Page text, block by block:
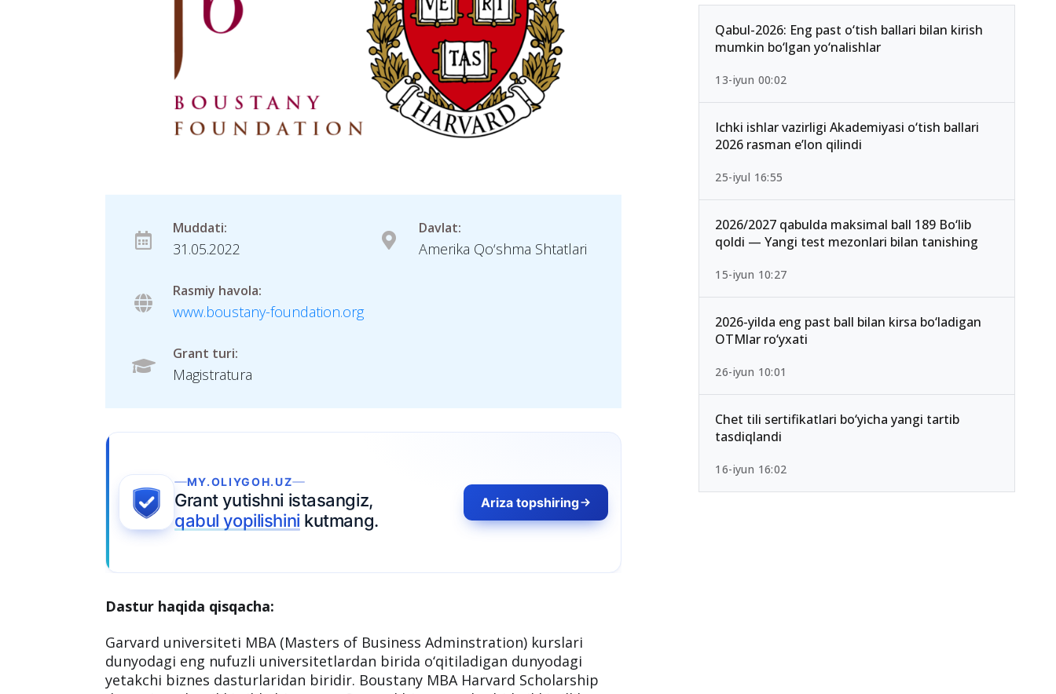
Muddati:
31.05.2022
Davlat:
Amerika Qo‘shma Shtatlari
Rasmiy havola:
www.boustany-foundation.org
Grant turi:
Magistratura
MY.OLIYGOH.UZ
Grant yutishni istasangiz,
qabul yopilishinikutmang.
Ariza topshiring
Qabul-2026: Eng past o‘tish ballari bilan kirish
mumkin bo‘lgan yo‘nalishlar
13-iyun 00:02
Ichki ishlar vazirligi Akademiyasi o‘tish ballari
2026 rasman e’lon qilindi
25-iyul 16:55
2026/2027 qabulda maksimal ball 189 Bo‘lib
qoldi — Yangi test mezonlari bilan tanishing
15-iyun 10:27
2026-yilda eng past ball bilan kirsa bo‘ladigan
OTMlar ro‘yxati
26-iyun 10:01
Chet tili sertifikatlari bo‘yicha yangi tartib
tasdiqlandi
16-iyun 16:02